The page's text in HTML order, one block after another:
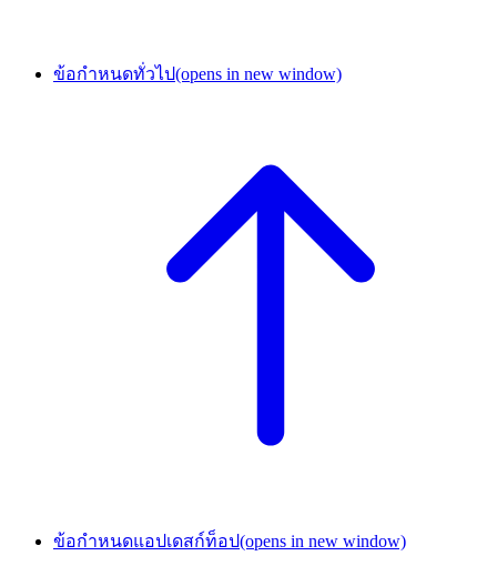
ข้อกำหนดทั่วไป(opens in new window)
ข้อกำหนดแอปเดสก์ท็อป(opens in new window)